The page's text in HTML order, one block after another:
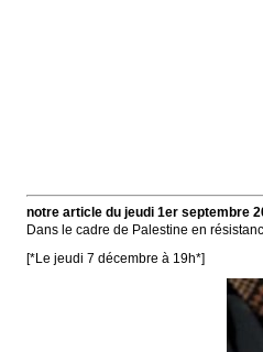
notre article du jeudi 1er septembre
Dans le cadre de Palestine en
[*Le jeudi 7 décembre à 19h*]